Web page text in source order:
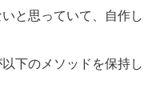
と思っていて、自作し
下のメソッドを保持し